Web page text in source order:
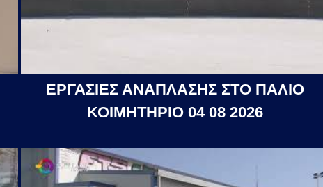
ΕΡΓΑΣΙΕΣ ΑΝΑΠΛΑΣΗΣ ΣΤΟ ΠΑΛΙΟ
ΚΟΙΜΗΤΗΡΙΟ 04 08 2026